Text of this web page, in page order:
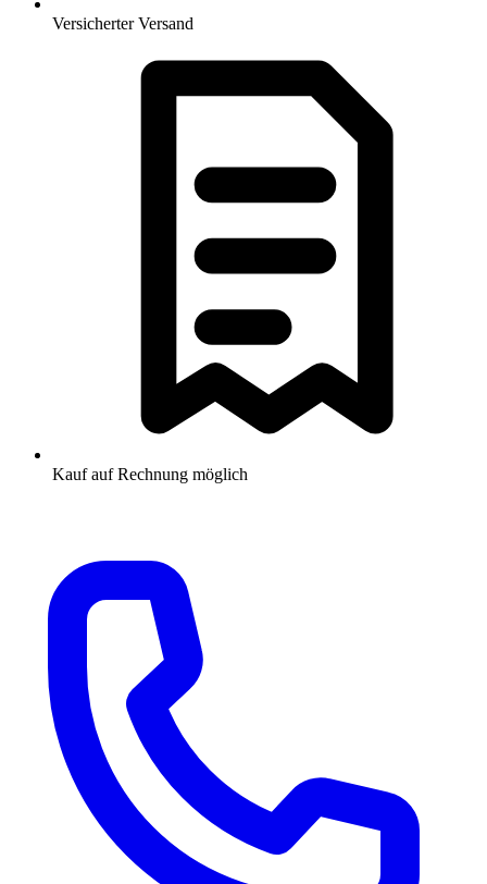
Versicherter Versand
Kauf auf Rechnung möglich